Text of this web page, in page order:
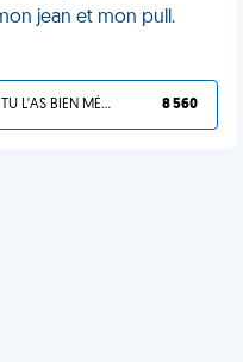
jean et mon pull.
TU L'AS BIEN MÉRITÉ 8 560